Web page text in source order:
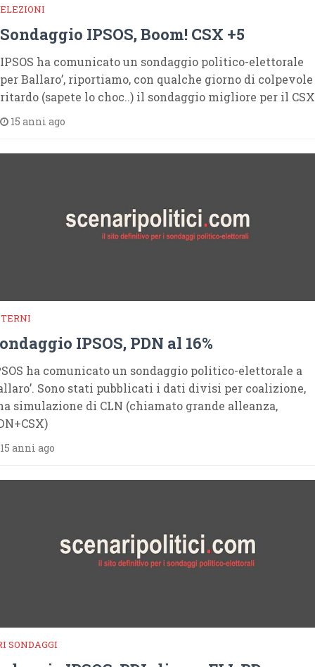
ELEZIONI
Sondaggio IPSOS, Boom! CSX +5
IPSOS ha comunicato un sondaggio politico-elettorale
per Ballaro’, riportiamo, con qualche giorno di colpevole
ritardo (sapete lo choc..) il sondaggio migliore per il CSX
15 anni ago
IPSOS, PDN al 16%
ha comunicato un sondaggio politico-elettorale a
Sono stati pubblicati i dati divisi per coalizione,
simulazione di CLN (chiamato grande alleanza,
anni ago
SONDAGGI